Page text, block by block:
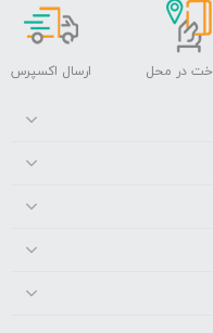
در محل ارسال اکسپرس